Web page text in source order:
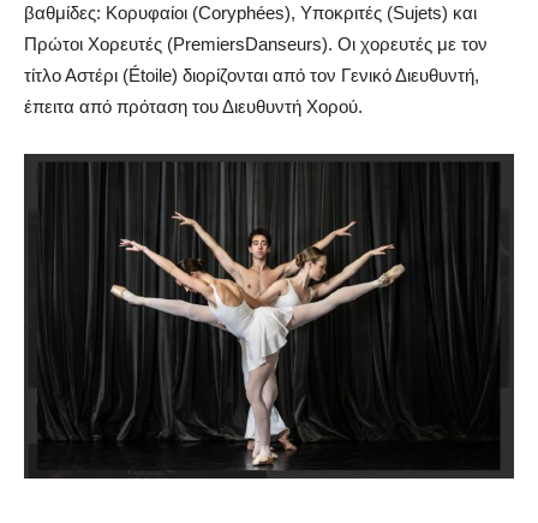
βαθμίδες: Κορυφαίοι (Coryphées), Υποκριτές (Sujets) και
Πρώτοι Χορευτές (PremiersDanseurs). Οι χορευτές με τον
τίτλο Αστέρι (Étoile) διορίζονται από τον Γενικό Διευθυντή,
έπειτα από πρόταση του Διευθυντή Χορού.